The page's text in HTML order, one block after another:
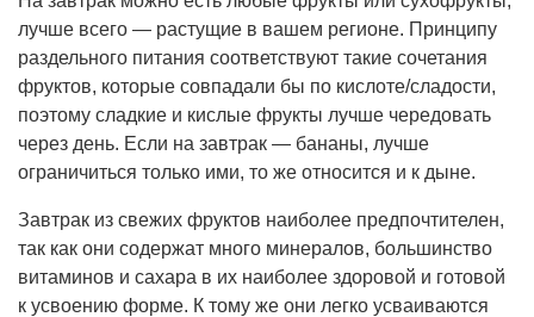
лучше всего — растущие в вашем регионе. Принципу
раздельного питания соответствуют такие сочетания
фруктов, которые совпадали бы по кислоте/сладости,
поэтому сладкие и кислые фрукты лучше чередовать
через день. Если на завтрак — бананы, лучше
ограничиться только ими, то же относится и к дыне.
Завтрак из свежих фруктов наиболее предпочтителен,
так как они содержат много минералов, большинство
витаминов и сахара в их наиболее здоровой и готовой
к усвоению форме. К тому же они легко усваиваются